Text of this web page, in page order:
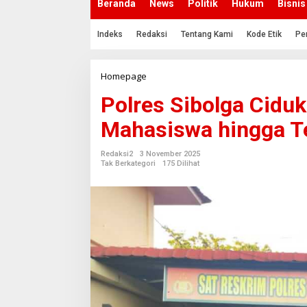
Beranda News Politik Hukum Bisnis
Indeks Redaksi Tentang Kami Kode Etik
Homepage
l
r
e
s
S
i
o
i
d
k
Polres Sibolga
Mahasiswa hingga
Redaksi2
3 November 2025
Tak Berkategori
175 Dilihat